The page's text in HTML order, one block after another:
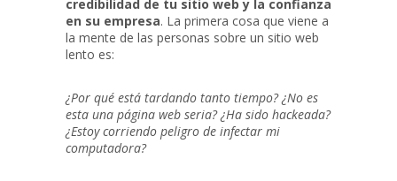
credibilidad de tu sitio web y la confianza
en su empresa. La primera cosa que viene a
la mente de las personas sobre un sitio web
lento es:
¿Por qué está tardando tanto tiempo? ¿No es
esta una página web seria? ¿Ha sido hackeada?
¿Estoy corriendo peligro de infectar mi
computadora?